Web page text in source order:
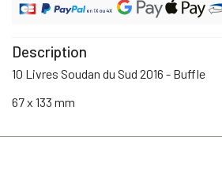
Description
10 Livres Soudan du Sud 2016 - Buffle
67 x 133 mm